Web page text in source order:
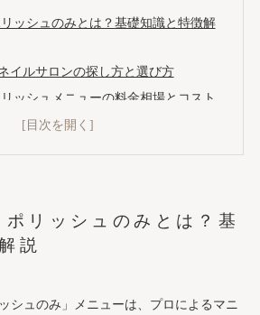
ッシュのみとは？基礎知識と特徴解
イルサロンの探し方と選び方
ッシュメニューの料金相場とコスト
専門サロンの最新トレンドとデザイン
ロン ポリッシュのみ体験ガイド
リッシュのみとは？基
説
シュのみ」メニューは、プロによるマニ